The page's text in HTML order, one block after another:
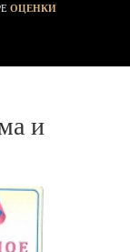
ОЦЕНКИ
и